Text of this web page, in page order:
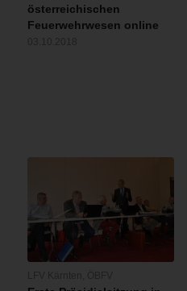
österreichischen
Feuerwehrwesen online